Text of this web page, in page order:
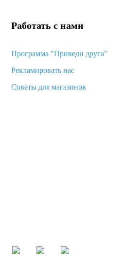
Работать с нами
Программа "Приведи друга"
Рекламировать нас
Советы для магазинов